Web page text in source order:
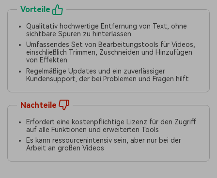
Vorteile
Qualitativ hochwertige Entfernung von Text, ohne
sichtbare Spuren zu hinterlassen
Umfassendes Set von Bearbeitungstools für Videos,
einschließlich Trimmen, Zuschneiden und Hinzufügen
von Effekten
Regelmäßige Updates und ein zuverlässiger
Kundensupport, der bei Problemen und Fragen hilft
Nachteile
Erfordert eine kostenpflichtige Lizenz für den Zugriff
auf alle Funktionen und erweiterten Tools
Es kann ressourcenintensiv sein, aber nur bei der
Arbeit an großen Videos